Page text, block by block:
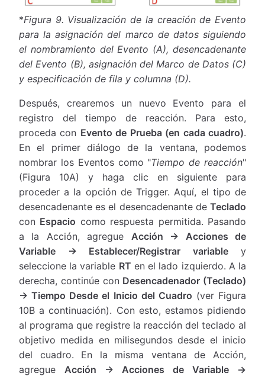
*Figura 9. Visualización de la creación de Evento
para la asignación del marco de datos siguiendo
el nombramiento del Evento (A), desencadenante
del Evento (B), asignación del Marco de Datos (C)
y especificación de fila y columna (D).
Después, crearemos un nuevo Evento para el
registro del tiempo de reacción. Para esto,
proceda con Evento de Prueba (en cada cuadro).
En el primer diálogo de la ventana, podemos
nombrar los Eventos como "Tiempo de reacción"
(Figura 10A) y haga clic en siguiente para
proceder a la opción de Trigger. Aquí, el tipo de
desencadenante es el desencadenante de Teclado
con Espacio como respuesta permitida. Pasando
a la Acción, agregue Acción → Acciones de
Variable → Establecer/Registrar variabley
seleccione la variable RT en el lado izquierdo. A la
derecha, continúe con Desencadenador (Teclado)
→ Tiempo Desde el Inicio del Cuadro (ver Figura
10B a continuación). Con esto, estamos pidiendo
al programa que registre la reacción del teclado al
objetivo medida en milisegundos desde el inicio
del cuadro. En la misma ventana de Acción,
agregue Acción → Acciones de Variable →